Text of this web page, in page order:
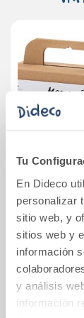
Tu
En Dideco
personalizar
sitio web, y
sitios web y
información
y análisis
información
Mini kit